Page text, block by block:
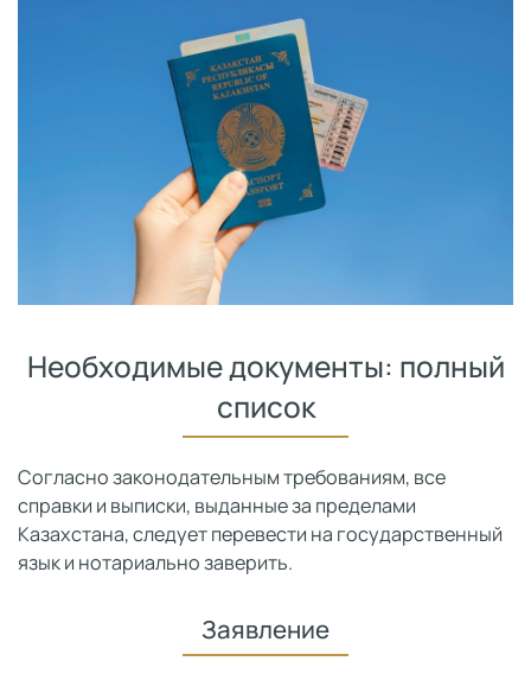
Необходимые документы: полный
список
Согласно законодательным требованиям, все
справки и выписки, выданные за пределами
Казахстана, следует перевести на государственный
язык и нотариально заверить.
Заявление